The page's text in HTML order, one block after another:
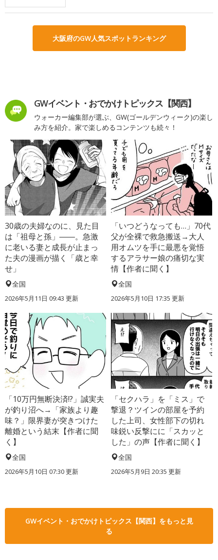
大阪府のGW人気スポットランキング
GWイベント・おでかけトピックス【関西】
ウォーカー編集部が選ぶ、GW(ゴールデンウィーク)の楽し
み方を紹介。家で楽しめるコンテンツも続々！
30歳の夫婦なのに、見た目
は「祖母と孫」――。急激
に老いる妻と成長が止まっ
た夫の漫画が描く「歳と幸
せ」
全国
2026年5月11日 09:43 更新
「いつどうなっても…」70代
父が全裸で救急搬送→大人
用オムツを手に最悪を覚悟
するアラサー娘の痛切な実
情【作者に聞く】
全国
2026年5月10日 17:35 更新
「10万円無断決済!?」誠実夫
が釣り沼へ→「家族より趣
味？」限界妻が突きつけた
離婚という結末【作者に聞
く】
全国
2026年5月10日 07:30 更新
「セクハラ」を「ミス」で
撃退？ツインの部屋を予約
した上司、女性部下の切れ
味鋭い反撃にに「スカッと
した」の声【作者に聞く】
全国
2026年5月9日 20:35 更新
GWイベント・おでかけトピックス【関西】をもっと見
る